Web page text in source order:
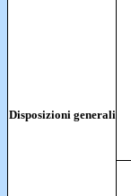
Disposizioni generali